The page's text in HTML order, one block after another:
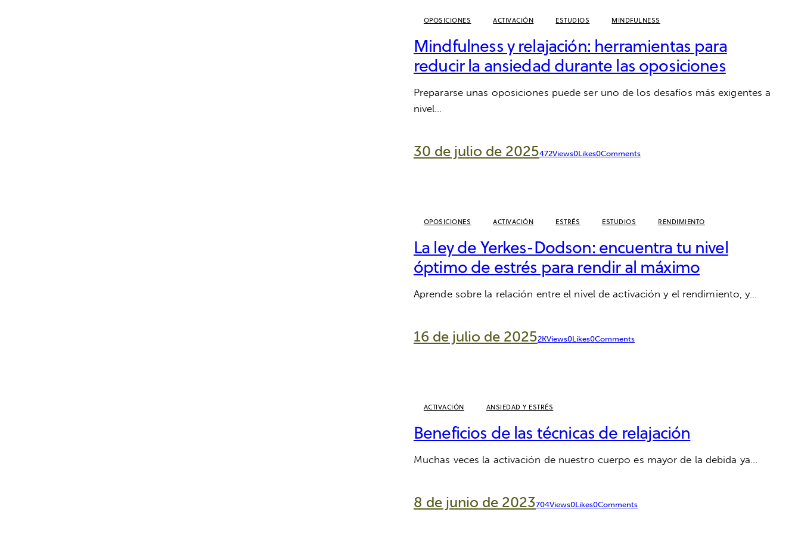
OPOSICIONES ACTIVACIÓN ESTUDIOS MINDFULNESS
Mindfulness y relajación: herramientas para
reducir la ansiedad durante las oposiciones
Prepararse unas oposiciones puede ser uno de los desafíos más exigentes a
nivel…
30 de julio de 2025472Views0Likes0Comments
OPOSICIONES ACTIVACIÓN ESTRÉS ESTUDIOS RENDIMIENTO
La ley de Yerkes-Dodson: encuentra tu nivel
óptimo de estrés para rendir al máximo
Aprende sobre la relación entre el nivel de activación y el rendimiento, y…
16 de julio de 20252KViews0Likes0Comments
ACTIVACIÓN ANSIEDAD Y ESTRÉS
Beneficios de las técnicas de relajación
Muchas veces la activación de nuestro cuerpo es mayor de la debida ya…
8 de junio de 2023704Views0Likes0Comments